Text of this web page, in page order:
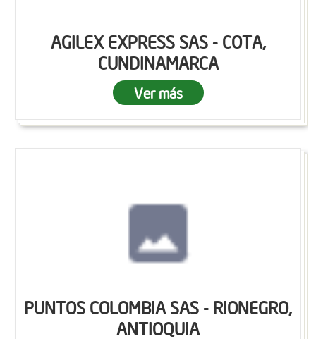
AGILEX EXPRESS SAS - COTA,
CUNDINAMARCA
Ver más
PUNTOS COLOMBIA SAS - RIONEGRO,
ANTIOQUIA